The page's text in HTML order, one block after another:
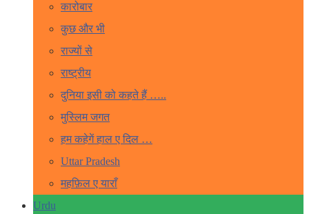
कारोबार
कुछ और भी
राज्यों से
राष्ट्रीय
दुनिया इसी को कहते हैं …..
मुस्लिम जगत
हम कहेगें हाल ए दिल …
Uttar Pradesh
महफ़िल ए याराँ
Urdu